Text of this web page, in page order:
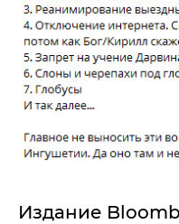
Издание